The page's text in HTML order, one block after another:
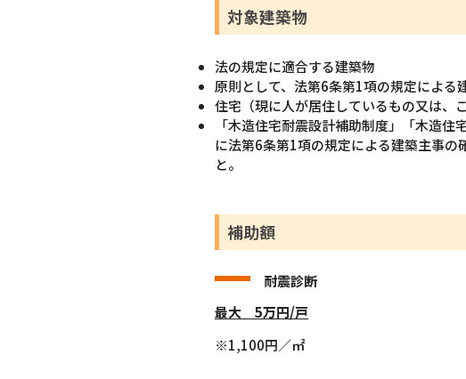
対象建築物
法の規定に適合する建築物
原則として、法第6条第1項の規定による
住宅（現に人が居住しているもの又は、
「木造住宅耐震設計補助制度」「木造
に法第6条第1項の規定による建築主事
と。
補助額
耐震診断
最大 5万円/戸
※1,100円／㎡